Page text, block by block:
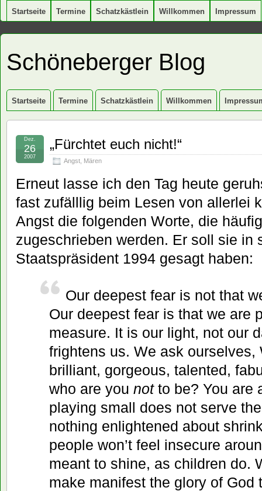
Startseite Termine Schatzkästlein Willkommen Impressum
Schöneberger Blog
Startseite Termine Schatzkästlein Willkommen
„Fürchtet euch nicht!“
Angst Mären
Dez.
26
2007
Erneut lasse ich den Tag heute
fast zufälllig beim Lesen von allerlei
Angst die folgenden Worte, die
zugeschrieben werden. Er soll sie in
Staatspräsident 1994 gesagt haben:
Our deepest fear is not that
Our deepest fear is that we are
measure. It is our light, not our
frightens us. We ask ourselves,
brilliant, gorgeous, talented,
who are you notto be? You are
playing small does not serve
nothing enlightened about
people won’t feel insecure
meant to shine, as children do.
make manifest the glory of God